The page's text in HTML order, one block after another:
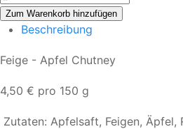
Beschreibung
Feige - Apfel Chutney
4,50 € pro 150 g
Zutaten: Apfelsaft, Feigen, Äpfel,